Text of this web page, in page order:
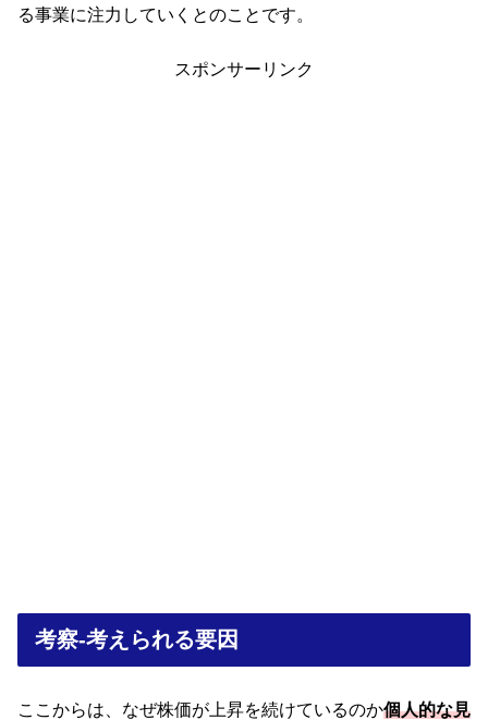
る事業に注力していくとのことです。
スポンサーリンク
考察-考えられる要因
ここからは、なぜ株価が上昇を続けているのか個人的な見